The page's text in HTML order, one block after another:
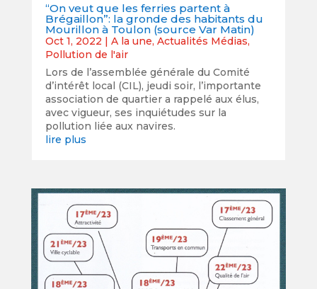
“On veut que les ferries partent à
Brégaillon”: la gronde des habitants du
Mourillon à Toulon (source Var Matin)
Oct 1, 2022 | A la une, Actualités Médias,
Pollution de l'air
Lors de l’assemblée générale du Comité
d’intérêt local (CIL), jeudi soir, l’importante
association de quartier a rappelé aux élus,
avec vigueur, ses inquiétudes sur la
pollution liée aux navires.
lire plus